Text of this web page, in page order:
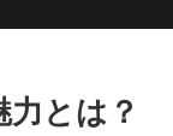
とは？